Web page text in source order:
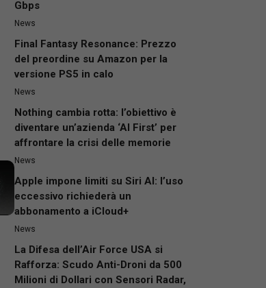
Gbps
News
Final Fantasy Resonance: Prezzo
del preordine su Amazon per la
versione PS5 in calo
News
Nothing cambia rotta: l’obiettivo è
diventare un’azienda ‘AI First’ per
affrontare la crisi delle memorie
News
Apple impone limiti su Siri AI: l’uso
eccessivo richiederà un
abbonamento a iCloud+
News
La Difesa dell’Air Force USA si
Rafforza: Scudo Anti-Droni da 500
Milioni di Dollari con Sensori Radar,